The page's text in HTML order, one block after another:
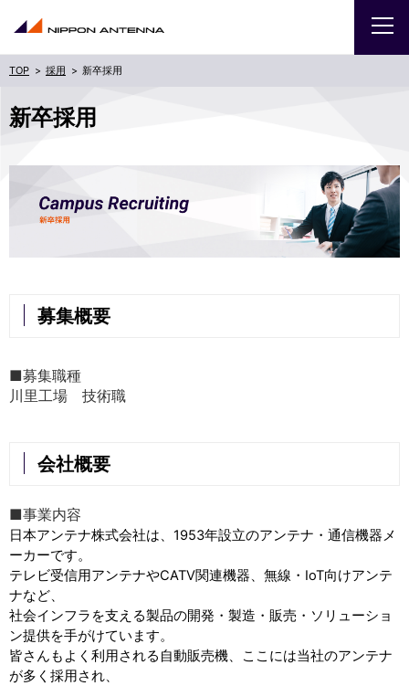
採用 新卒採用
新卒採用
募集概要
■募集職種
川里工場 技術職
会社概要
■事業内容
日本アンテナ株式会社は、 1953年設立のアンテナ・通信機器メ
ーカーです。
テレビ受信用アンテナやCATV関連機器、無線・ IoT向けアンテ
ナなど、
社会インフラを支える製品の開発・ 製造・販売・ソリューショ
ン提供を手がけています。
皆さんもよく利用される自動販売機、ここには当社のアンテナ
が多く採用され、